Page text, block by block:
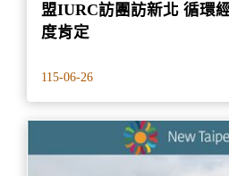
盟IURC訪團訪新北 循環
度肯定
115-06-26